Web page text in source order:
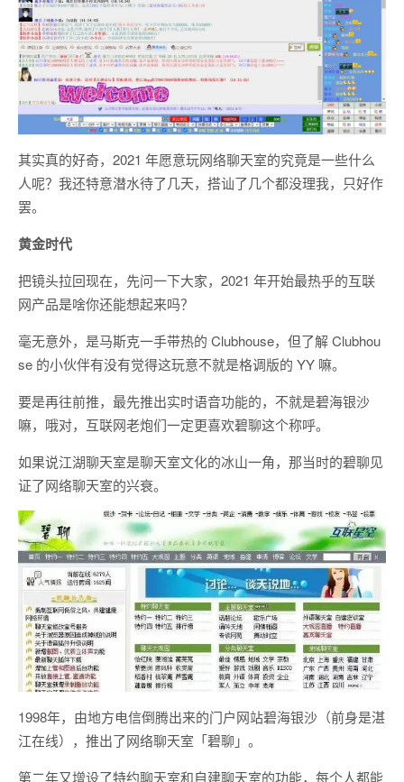
其实真的好奇，2021 年愿意玩网络聊天室的究竟是一些什么
人呢？我还特意潜水待了几天，搭讪了几个都没理我，只好作
罢。
黄金时代
把镜头拉回现在，先问一下大家，2021 年开始最热乎的互联
网产品是啥你还能想起来吗？
毫无意外，是马斯克一手带热的 Clubhouse，但了解 Clubhou
se 的小伙伴有没有觉得这玩意不就是格调版的 YY 嘛。
要是再往前推，最先推出实时语音功能的，不就是碧海银沙
嘛，哦对，互联网老炮们一定更喜欢碧聊这个称呼。
如果说江湖聊天室是聊天室文化的冰山一角，那当时的碧聊见
证了网络聊天室的兴衰。
1998年，由地方电信倒腾出来的门户网站碧海银沙（前身是湛
江在线），推出了网络聊天室「碧聊」。
第二年又增设了特约聊天室和自建聊天室的功能，每个人都能